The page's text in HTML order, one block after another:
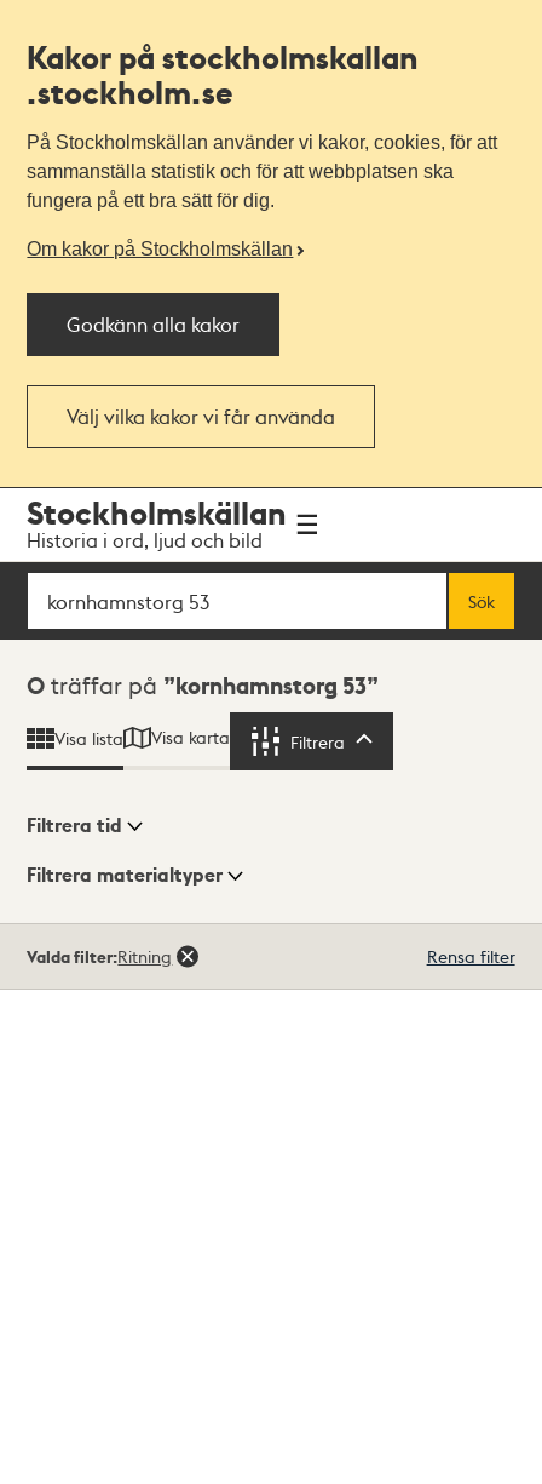
Kakor på stockholmskallan
.stockholm.se
På Stockholmskällan använder vi kakor, cookies, för att
sammanställa statistik och för att webbplatsen ska
fungera på ett bra sätt för dig.
Om kakor på Stockholmskällan
Godkänn alla kakor
Välj vilka kakor vi får använda
navigationen
huvudinnehållet
Stockholmskällan
Historia i ord, ljud och bild
Sök
Sök
Sökresultat
0 träffar på kornhamnstorg 53
Visa lista Visa karta Filtrera
Visningsläge
Filtrera tid
Filtrera materialtyper
träffar
Valda filter:Ritning Rensa filter